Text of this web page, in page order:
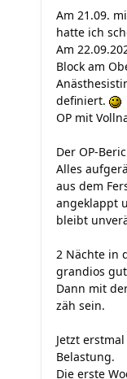
Am 21.09.
hatte ich
Am
Block am
definiert.
OP mit
Der OP-
Alles
aus dem
angeklappt
bleibt
2 Nächte in
grandios
Dann mit
zäh sein.
Jetzt
Belastung.
Die erste